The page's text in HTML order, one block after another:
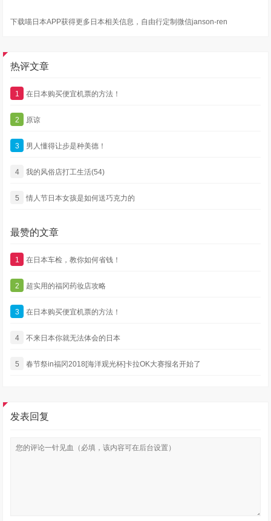
下载喵日本APP获得更多日本相关信息，自由行定制微信janson-ren
热评文章
1 在日本购买便宜机票的方法！
2 原谅
3 男人懂得让步是种美德！
4 我的风俗店打工生活(54)
5 情人节日本女孩是如何送巧克力的
最赞的文章
1 在日本车检，教你如何省钱！
2 超实用的福冈药妆店攻略
3 在日本购买便宜机票的方法！
4 不来日本你就无法体会的日本
5 春节祭in福冈2018[海洋观光杯]卡拉OK大赛报名开始了
发表回复